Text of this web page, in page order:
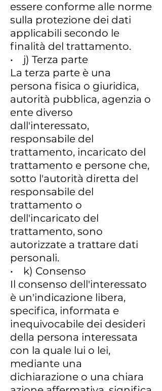
essere conforme alle norme
sulla protezione dei dati
applicabili secondo le
finalità del trattamento.
• j) Terza parte
La terza parte è una
persona fisica o giuridica,
autorità pubblica, agenzia o
ente diverso
dall'interessato,
responsabile del
trattamento, incaricato del
trattamento e persone che,
sotto l'autorità diretta del
responsabile del
trattamento o
dell'incaricato del
trattamento, sono
autorizzate a trattare dati
personali.
• k) Consenso
Il consenso dell'interessato
è un'indicazione libera,
specifica, informata e
inequivocabile dei desideri
della persona interessata
con la quale lui o lei,
mediante una
dichiarazione o una chiara